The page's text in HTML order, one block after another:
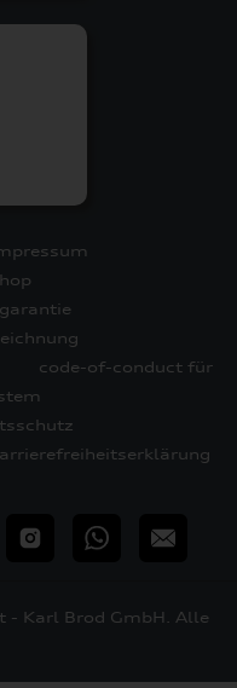
code-of-conduct für
InstagramWhatsApp
E-
Karl Brod GmbH. Alle